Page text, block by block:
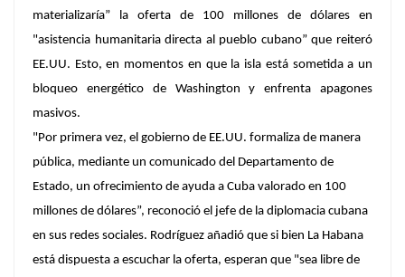
materializaría” la oferta de 100 millones de dólares en
"asistencia humanitaria directa al pueblo cubano” que reiteró
EE.UU. Esto, en momentos en que la isla está sometida a un
bloqueo energético de Washington y enfrenta apagones
masivos.
"Por primera vez, el gobierno de EE.UU. formaliza de manera
pública, mediante un comunicado del Departamento de
Estado, un ofrecimiento de ayuda a Cuba valorado en 100
millones de dólares”, reconoció el jefe de la diplomacia cubana
en sus redes sociales. Rodríguez añadió que si bien La Habana
está dispuesta a escuchar la oferta, esperan que "sea libre de